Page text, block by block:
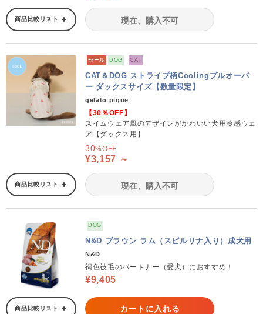
商品比較リスト 現在、購入不可
セール DOG CAT
CAT＆DOG ストライプ柄Coolingプルオーバ
ー ダックスサイズ【数量限定】
gelato pique
【30％OFF】
スイムウェア風のデザインがかわいい犬用冷感ウェ
ア【ダックス用】
30%OFF
¥3,157 ～
商品比較リスト 現在、購入不可
DOG
N&D ブラウン ラム（スピルリナ入り）成犬用
N&D
褐色被毛のパートナー（愛犬）におすすめ！
¥9,405
商品比較リスト カートに入れる